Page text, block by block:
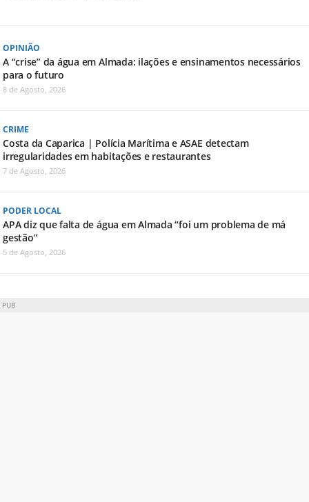
OPINIÃO
A “crise” da água em Almada: ilações e ensinamentos necessários
para o futuro
8 de Agosto, 2026
CRIME
Costa da Caparica | Polícia Marítima e ASAE detectam
irregularidades em habitações e restaurantes
7 de Agosto, 2026
PODER LOCAL
APA diz que falta de água em Almada “foi um problema de má
gestão”
5 de Agosto, 2026
PUB